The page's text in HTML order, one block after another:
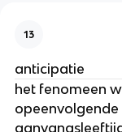
13
anticipatie
het fenomeen
opeenvolgende